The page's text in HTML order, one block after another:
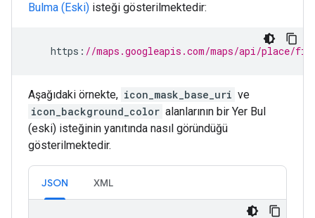
Bulma (Eski) isteği gösterilmektedir:
https : //maps.googleapis.com/maps/api/place/
Aşağıdaki örnekte, icon_mask_base_uri ve
icon_background_color alanlarının bir Yer Bul
(eski) isteğinin yanıtında nasıl göründüğü
gösterilmektedir.
JSON XML